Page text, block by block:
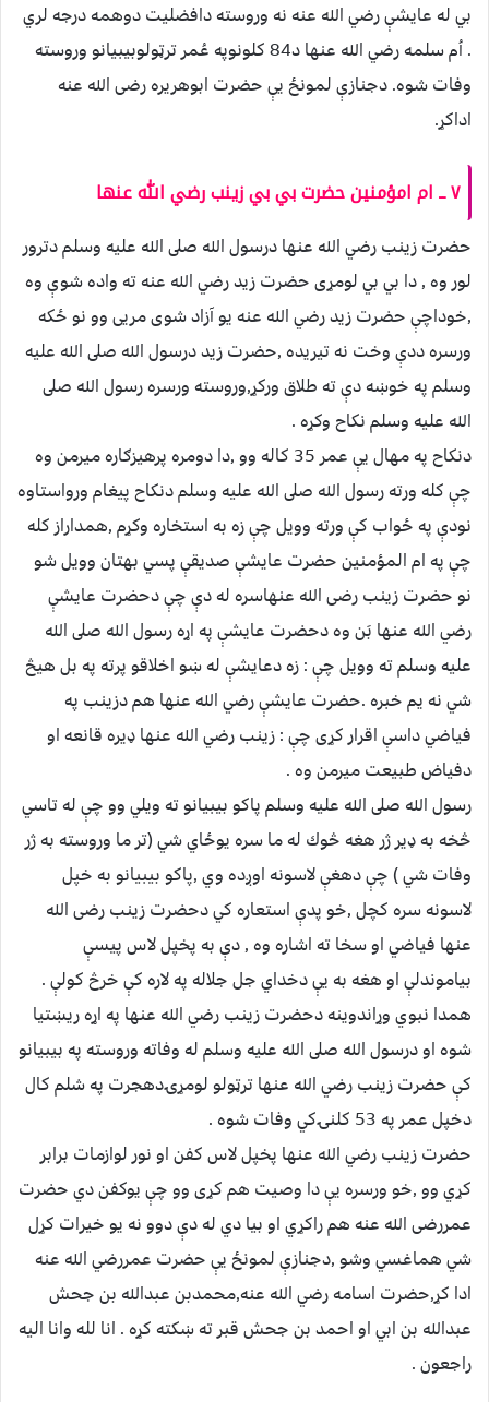
بي له عايشې رضي الله عنه نه وروسته دافضليت دوهمه درجه لري
. اُم سلمه رضي الله عنها د84 كلونوپه عُمر ترټولوبيبيانو وروسته
وفات شوه. دجنازې لمونځ يې حضرت ابوهريره رضى الله عنه
اداكړ.
٧ ــ ام امؤمنين حضرت بي بي زينب رضي الله عنها
حضرت زينب رضي الله عنها درسول الله صلى الله عليه وسلم دترور
لور وه , دا بي بي لومړى حضرت زيد رضي الله عنه ته واده شوې وه
,خوداچې حضرت زيد رضي الله عنه يو آزاد شوى مريی وو نو ځكه
ورسره ددې وخت نه تيريده ,حضرت زيد درسول الله صلى الله عليه
وسلم په خوښه دې ته طلاق وركړ,وروسته ورسره رسول الله صلى
الله عليه وسلم نكاح وكړه .
دنكاح په مهال يې عمر 35 كاله وو ,دا دومره پرهيزګاره ميرمن وه
چې كله ورته رسول الله صلى الله عليه وسلم دنكاح پيغام ورواستاوه
نودې په ځواب كې ورته وويل چې زه به استخاره وكړم ,همداراز كله
چې په ام المؤمنين حضرت عايشې صديقې پسي بهتان وويل شو
نو حضرت زينب رضى الله عنهاسره له دې چې دحضرت عايشې
رضي الله عنها بَن وه دحضرت عايشې په اړه رسول الله صلى الله
عليه وسلم ته وويل چې : زه دعايشې له ښو اخلاقو پرته په بل هيڅ
شي نه يم خبره .حضرت عايشې رضي الله عنها هم دزينب په
فياضي داسې اقرار كړى چې : زينب رضي الله عنها ډيره قانعه او
دفياض طبيعت ميرمن وه .
رسول الله صلى الله عليه وسلم پاكو بيبيانو ته ويلي وو چې له تاسي
څخه به ډير ژر هغه څوك له ما سره يوځاي شي (تر ما وروسته به ژر
وفات شي ) چې دهغې لاسونه اوږده وي ,پاكو بيبيانو به خپل
لاسونه سره كچل ,خو پدې استعاره كي دحضرت زينب رضى الله
عنها فياضي او سخا ته اشاره وه , دې به پخپل لاس پيسې
بياموندلې او هغه به يې دخداي جل جلاله په لاره كې خرڅ كولې .
همدا نبوي وړاندوينه دحضرت زينب رضي الله عنها په اړه ريښتيا
شوه او درسول الله صلى الله عليه وسلم له وفاته وروسته په بيبيانو
كې حضرت زينب رضي الله عنها ترټولو لومړۍدهجرت په شلم كال
دخپل عمر په 53 كلنۍكي وفات شوه .
حضرت زينب رضي الله عنها پخپل لاس كفن او نور لوازمات برابر
كړي وو ,خو ورسره يې دا وصيت هم كړى وو چې يوكفن دي حضرت
عمررضى الله عنه هم راكړي او بيا دي له دې دوو نه يو خيرات كړل
شي هماغسي وشو ,دجنازې لمونځ يې حضرت عمررضي الله عنه
ادا كړ,حضرت اسامه رضي الله عنه,محمدبن عبدالله بن جحش
عبدالله بن ابي او احمد بن جحش قبر ته ښكته كړه . انا لله وانا اليه
راجعون .